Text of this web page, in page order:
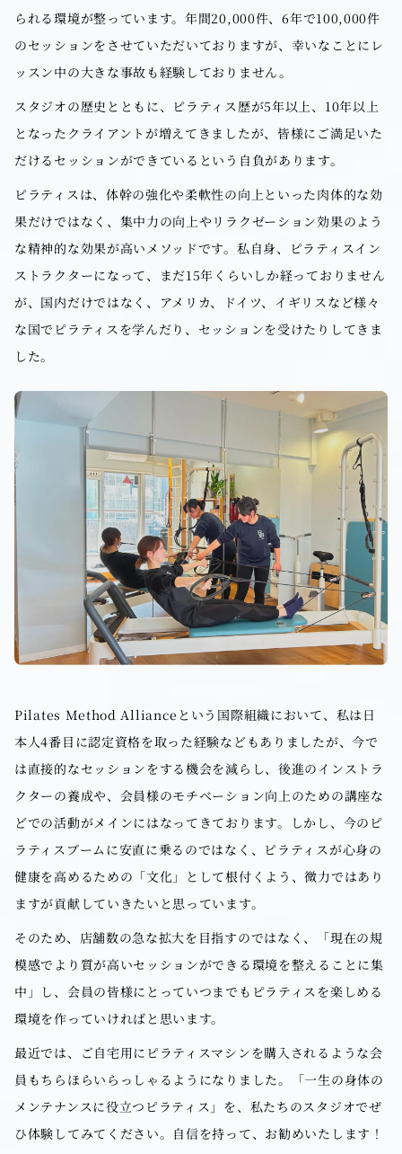
られる環境が整っています。年間20,000件、6年で100,000件
のセッションをさせていただいておりますが、幸いなことにレ
ッスン中の大きな事故も経験しておりません。
スタジオの歴史とともに、ピラティス歴が5年以上、10年以上
となったクライアントが増えてきましたが、皆様にご満足いた
だけるセッションができているという自負があります。
ピラティスは、体幹の強化や柔軟性の向上といった肉体的な効
果だけではなく、集中力の向上やリラクゼーション効果のよう
な精神的な効果が高いメソッドです。私自身、ピラティスイン
ストラクターになって、まだ15年くらいしか経っておりません
が、国内だけではなく、アメリカ、ドイツ、イギリスなど様々
な国でピラティスを学んだり、セッションを受けたりしてきま
した。
Pilates Method Allianceという国際組織において、私は日
本人4番目に認定資格を取った経験などもありましたが、今で
は直接的なセッションをする機会を減らし、後進のインストラ
クターの養成や、会員様のモチベーション向上のための講座な
どでの活動がメインにはなってきております。しかし、今のピ
ラティスブームに安直に乗るのではなく、ピラティスが心身の
健康を高めるための「文化」として根付くよう、微力ではあり
ますが貢献していきたいと思っています。
そのため、店舗数の急な拡大を目指すのではなく、「現在の規
模感でより質が高いセッションができる環境を整えることに集
中」し、会員の皆様にとっていつまでもピラティスを楽しめる
環境を作っていければと思います。
最近では、ご自宅用にピラティスマシンを購入されるような会
員もちらほらいらっしゃるようになりました。「一生の身体の
メンテナンスに役立つピラティス」を、私たちのスタジオでぜ
ひ体験してみてください。自信を持って、お勧めいたします！